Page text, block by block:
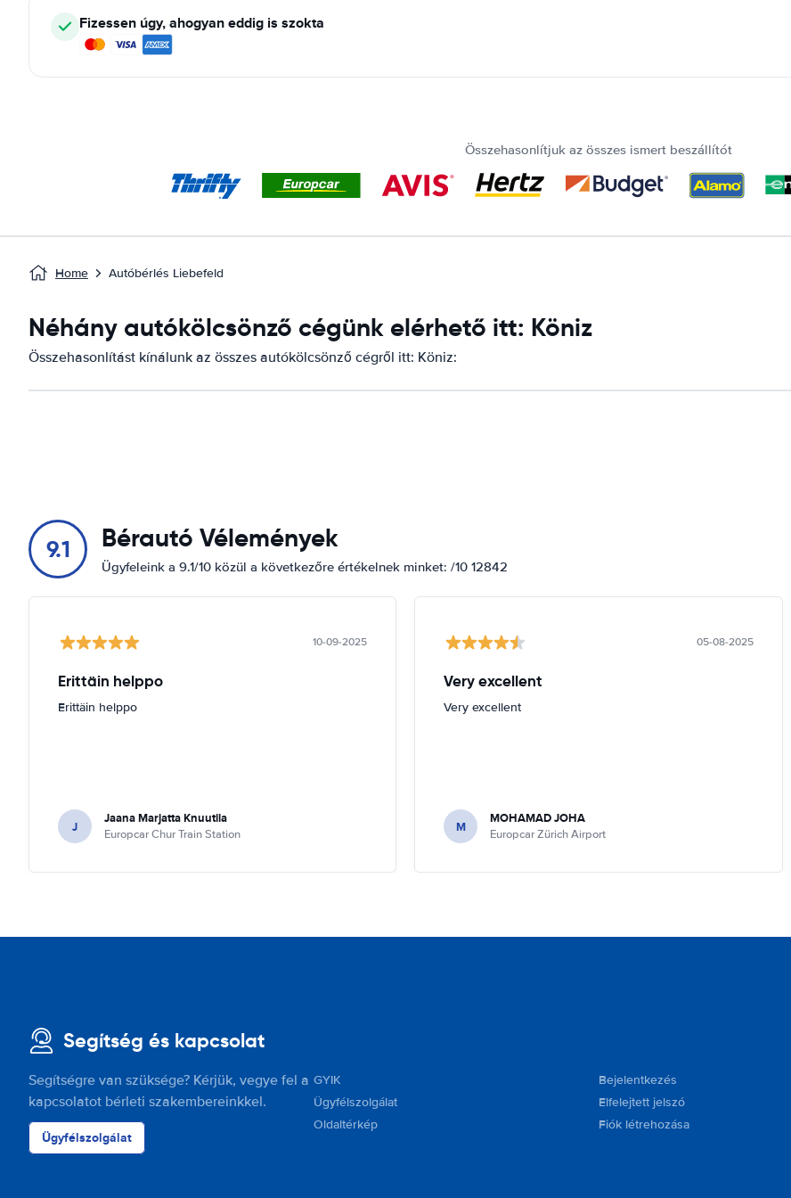
Fizessen úgy, ahogyan eddig is szokta
Összehasonlítjuk az összes ismert beszállítót
Home Autóbérlés Liebefeld
Néhány autókölcsönző cégünk elérhető itt: Köniz
Összehasonlítást kínálunk az összes autókölcsönző cégről itt: Köniz:
9.1 Bérautó Vélemények
Ügyfeleink a 9.1/10 közül a következőre értékelnek minket: /10 12842
10-09-2025
Erittäin helppo
Erittäin helppo
J Jaana Marjatta Knuutila
Europcar Chur Train Station
05-08-2025
Very excellent
Very excellent
M MOHAMAD JOHA
Europcar Zürich Airport
Segítség és kapcsolat
Segítségre van szüksége? Kérjük, vegye fel a
kapcsolatot bérleti szakembereinkkel.
Ügyfélszolgálat
GYIK
Ügyfélszolgálat
Oldaltérkép
Bejelentkezés
Elfelejtett jelszó
Fiók létrehozása